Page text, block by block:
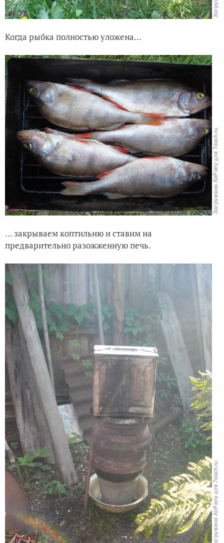
Когда рыбка полностью уложена...
… закрываем коптильню и ставим на
предварительно разожженную печь.